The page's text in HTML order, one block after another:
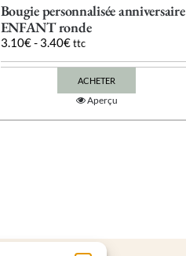
Bougie personnalisée anniversaire
ENFANT ronde
3.10€- 3.40€ ttc
ACHETER
Ce
produit
a
la
Aperçu